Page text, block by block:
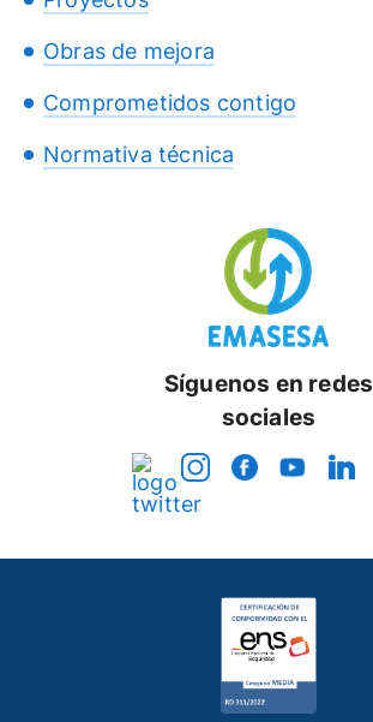
Obras de mejora
Comprometidos contigo
Normativa técnica
Síguenos en redes
sociales